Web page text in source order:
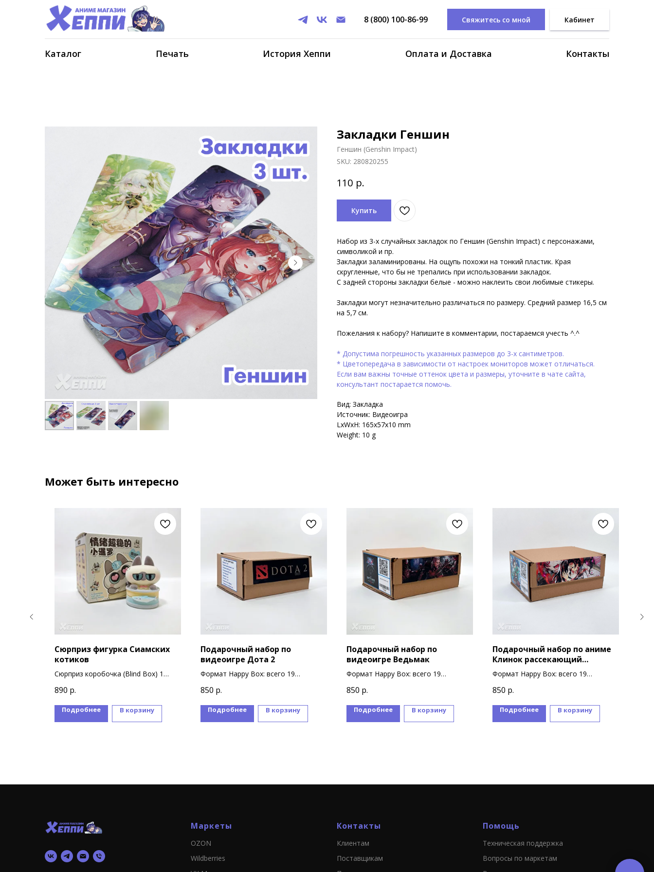
8 (800) 100-86-99 Свяжитесь со мной Кабинет
Каталог Печать История Хеппи Оплата и Доставка Контакты
Закладки Геншин
Геншин (Genshin Impact)
SKU: 280820255
110 р.
Купить
Набор из 3-х случайных закладок по Геншин (Genshin Impact) с персонажами,
символикой и пр.
Закладки заламинированы. На ощупь похожи на тонкий пластик. Края
скругленные, что бы не трепались при использовании закладок.
С задней стороны закладки белые - можно наклеить свои любимые стикеры.
Закладки могут незначительно различаться по размеру. Средний размер 16,5 см
на 5,7 см.
Пожелания к набору? Напишите в комментарии, постараемся учесть ^.^
* Допустима погрешность указанных размеров до 3-х сантиметров.
* Цветопередача в зависимости от настроек мониторов может отличаться.
Если вам важны точные оттенок цвета и размеры, уточните в чате сайта,
консультант постарается помочь.
Вид: Закладка
Источник: Видеоигра
LxWxH: 165x57x10 mm
Weight: 10 g
Может быть интересно
Сюрприз фигурка Сиамских
котиков
Сюрприз коробочка (Blind Box) 1
В коллекции 9 вариантов дизайна
фигурок
890 р.
Подробнее В корзину
Подарочный набор по
видеоигре Дота 2
Формат Happy Box: всего 19
850 р.
Подробнее В корзину
Подарочный набор по
видеоигре Ведьмак
Формат Happy Box: всего 19
850 р.
Подробнее В корзину
Подарочный набор по аниме
Клинок рассекающий
демонов
Формат Happy Box: всего 19
850 р.
Подробнее В корзину
Маркеты
OZON
Wildberries
Контакты
Клиентам
Поставщикам
Помощь
Техническая поддержка
Вопросы по маркетам